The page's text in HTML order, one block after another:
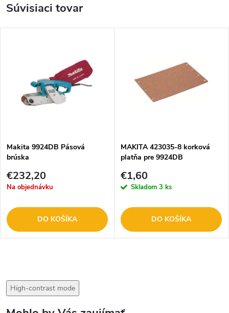
Súvisiaci tovar
Makita 9924DB Pásová
brúska
€232,20
Na objednávku
DO KOŠÍKA
MAKITA 423035-8 korková
platňa pre 9924DB
€1,60
Skladom 3 ks
DO KOŠÍKA
High-contrast mode